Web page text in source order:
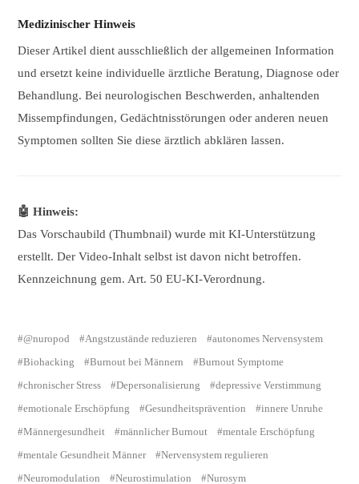
Medizinischer Hinweis
Dieser Artikel dient ausschließlich der allgemeinen Information
und ersetzt keine individuelle ärztliche Beratung, Diagnose oder
Behandlung. Bei neurologischen Beschwerden, anhaltenden
Missempfindungen, Gedächtnisstörungen oder anderen neuen
Symptomen sollten Sie diese ärztlich abklären lassen.
🤖 Hinweis:
Das Vorschaubild (Thumbnail) wurde mit KI-Unterstützung
erstellt. Der Video-Inhalt selbst ist davon nicht betroffen.
Kennzeichnung gem. Art. 50 EU-KI-Verordnung.
@nuropod Angstzustände reduzieren
autonomes Nervensystem
Biohacking
Burnout bei Männern
Burnout Symptome
chronischer Stress
Depersonalisierung
depressive Verstimmung
emotionale Erschöpfung
Gesundheitsprävention
innere Unruhe
Männergesundheit
männlicher Burnout
mentale Erschöpfung
mentale Gesundheit Männer
Nervensystem regulieren
Neuromodulation
Neurostimulation
Nurosym